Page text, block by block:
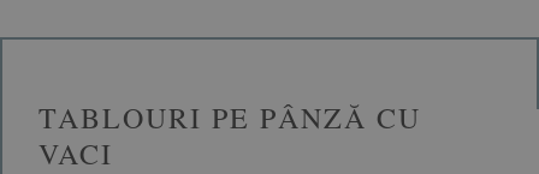
TABLOURI PE PÂNZĂ CU
VACI